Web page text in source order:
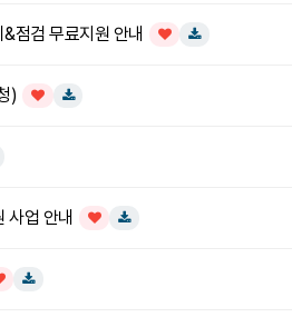
점검 무료지원 안내
인기글
)
인기글
사업 안내
인기글
기글